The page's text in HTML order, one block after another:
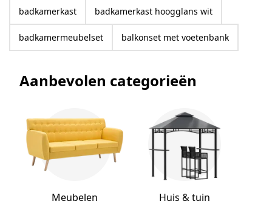
badkamerkast badkamerkast hoogglans wit
badkamermeubelset balkonset met voetenbank
Aanbevolen categorieën
Meubelen Huis & tuin